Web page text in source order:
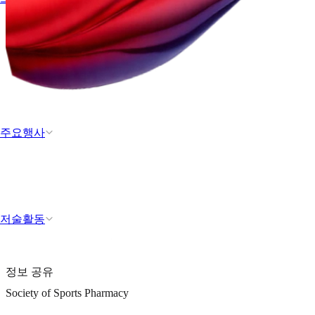
주요행사
저술활동
정보 공유
Society of Sports Pharmacy